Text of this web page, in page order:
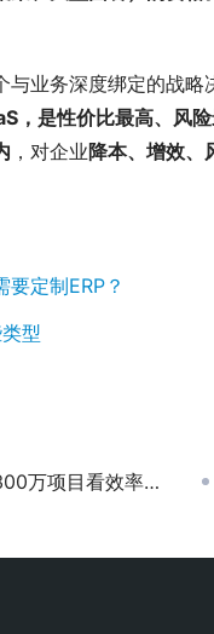
与业务深度绑定的战
，是性价比最高、风
，对企业降本、增效、
定制ERP？
型
率与成本的平衡艺术